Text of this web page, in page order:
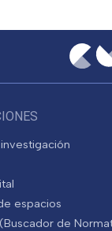
espacios
de